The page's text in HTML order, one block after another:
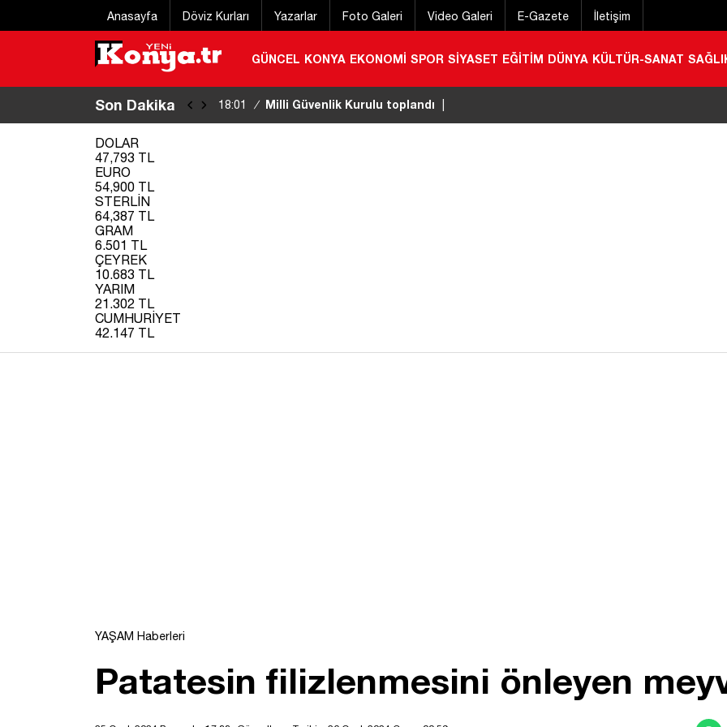
Anasayfa Döviz Kurları Yazarlar Foto Galeri Video Galeri E-Gazete İletişim
GÜNCEL KONYA EKONOMİ SPOR SİYASET EĞİTİM DÜNYA KÜLTÜR-SANAT
Son Dakika 18:01 / Milli Güvenlik Kurulu toplandı
DOLAR
47,793 TL
EURO
54,900 TL
STERLİN
64,387 TL
GRAM
6.501 TL
ÇEYREK
10.683 TL
YARIM
21.302 TL
CUMHURİYET
42.147 TL
YAŞAM Haberleri
Patatesin filizlenmesini önleyen